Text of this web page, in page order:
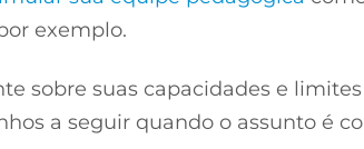
exemplo.
sobre suas capacidades e
a seguir quando o assunto é